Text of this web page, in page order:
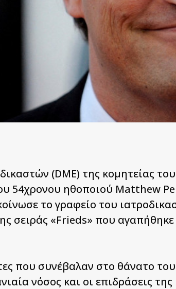
(DME) της κομητείας
54χρονου ηθοποιού Matthew
το γραφείο του
σειράς «Frieds» που
που συνέβαλαν στο θάνατο
νόσος και οι επιδράσεις